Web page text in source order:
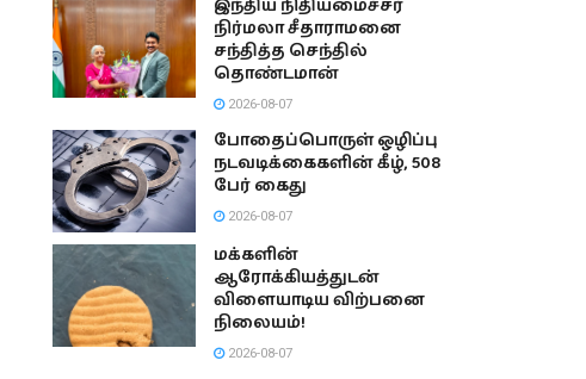
இந்திய நிதியமைச்சர்
நிர்மலா சீதாராமனை
சந்தித்த செந்தில்
தொண்டமான்
2026-08-07
போதைப்பொருள் ஒழிப்பு
நடவடிக்கைகளின் கீழ், 508
பேர் கைது
2026-08-07
மக்களின்
ஆரோக்கியத்துடன்
விளையாடிய விற்பனை
நிலையம்!
2026-08-07